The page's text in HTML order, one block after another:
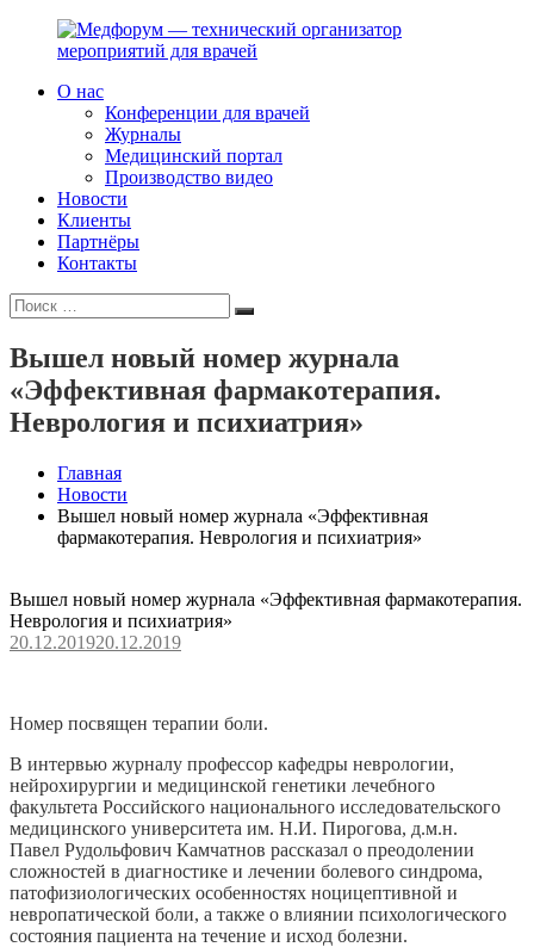
Перейти
Медфорум
технический
организатор
мероприятий
врачей
консультируем
участников
российского
фармрынка
помогаем
выстраивать
с
медицинским
и
фармацевтическим
сообществами.
О нас
Конференции для врачей
Журналы
Медицинский портал
Производство видео
Новости
Клиенты
Партнёры
Контакты
Искать:
Поиск
Вышел новый номер журнала
«Эффективная фармакотерапия.
Неврология и психиатрия»
Главная
Новости
Вышел новый номер журнала «Эффективная
фармакотерапия. Неврология и психиатрия»
Вышел новый номер журнала «Эффективная фармакотерапия.
Неврология и психиатрия»
20.12.201920.12.2019
Номер посвящен терапии боли.
В интервью журналу профессор кафедры неврологии,
нейрохирургии и медицинской генетики лечебного
факультета Российского национального исследовательского
медицинского университета им. Н.И. Пирогова, д.м.н.
Павел Рудольфович Камчатнов рассказал о преодолении
сложностей в диагностике и лечении болевого синдрома,
патофизиологических особенностях ноцицептивной и
невропатической боли, а также о влиянии психологического
состояния пациента на течение и исход болезни.